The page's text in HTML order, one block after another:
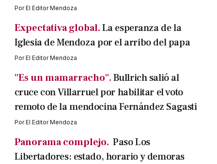
PorEl Editor Mendoza
Expectativa global.La esperanza de la
Iglesia de Mendoza por el arribo del papa
PorEl Editor Mendoza
"Es un mamarracho".Bullrich salió al
cruce con Villarruel por habilitar el voto
remoto de la mendocina Fernández Sagasti
PorEl Editor Mendoza
Panorama complejo. Paso Los
Libertadores: estado, horario y demoras